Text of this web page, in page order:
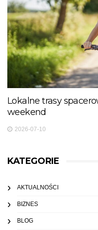
Lokalne trasy
weekend
2026-07-10
KATEGORIE
AKTUALNOŚCI
BIZNES
BLOG